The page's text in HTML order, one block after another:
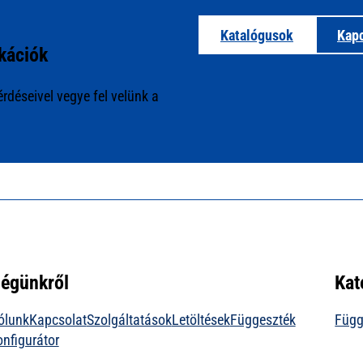
vegye fel velünk a
Katalógusok
KapcsolatSzolgáltatásokLetöltésekFüggeszték